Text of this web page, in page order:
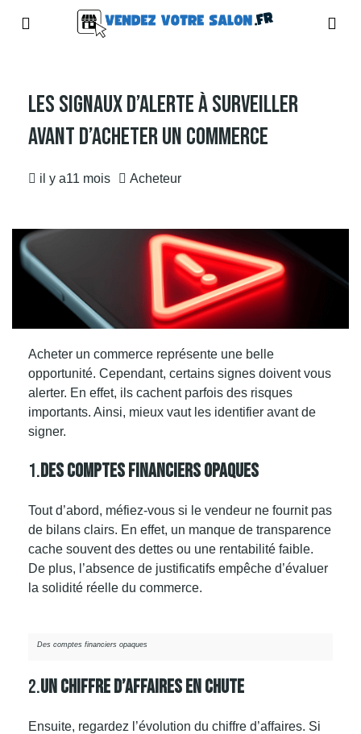
Les Signaux D’alerte À Surveiller
Avant D’acheter Un Commerce
il y a11 mois Acheteur
Acheter un commerce représente une belle
opportunité. Cependant, certains signes doivent vous
alerter. En effet, ils cachent parfois des risques
importants. Ainsi, mieux vaut les identifier avant de
signer.
1.Des Comptes Financiers Opaques
Tout d’abord, méfiez-vous si le vendeur ne fournit pas
de bilans clairs. En effet, un manque de transparence
cache souvent des dettes ou une rentabilité faible.
De plus, l’absence de justificatifs empêche d’évaluer
la solidité réelle du commerce.
Des comptes financiers opaques
2.Un Chiffre D’affaires En Chute
Ensuite, regardez l’évolution du chiffre d’affaires. Si